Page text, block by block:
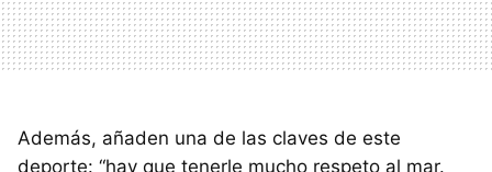
Además, añaden una de las claves de este
deporte: “hay que tenerle mucho respeto al mar.